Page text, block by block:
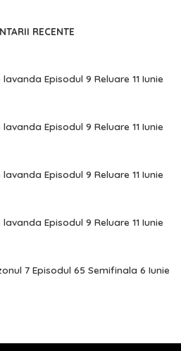
RECENTE
Episodul 9 Reluare 11 Iunie
Episodul 9 Reluare 11 Iunie
Episodul 9 Reluare 11 Iunie
Episodul 9 Reluare 11 Iunie
7 Episodul 65 Semifinala 6 Iunie